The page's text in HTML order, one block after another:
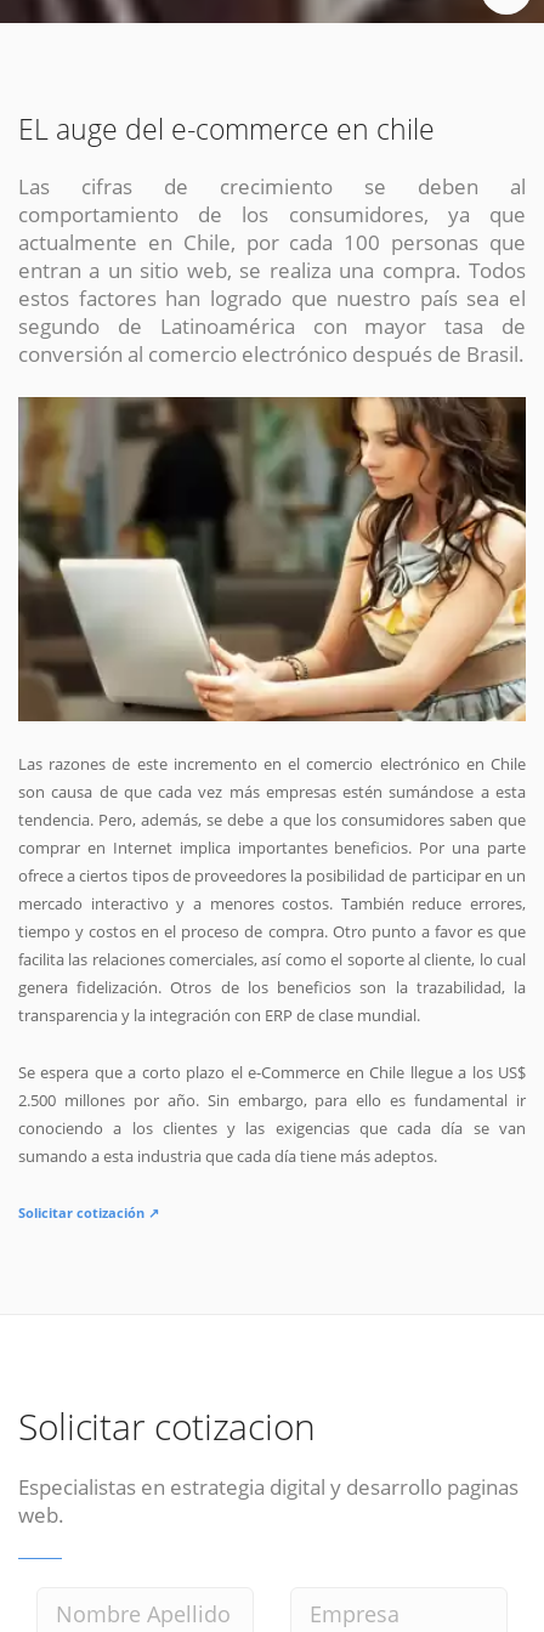
EL auge del e-commerce en chile
Las cifras de crecimiento se deben al
comportamiento de los consumidores, ya que
actualmente en Chile, por cada 100 personas que
entran a un sitio web, se realiza una compra. Todos
estos factores han logrado que nuestro país sea el
segundo de Latinoamérica con mayor tasa de
conversión al comercio electrónico después de Brasil.
Las razones de este incremento en el comercio electrónico en Chile
son causa de que cada vez más empresas estén sumándose a esta
tendencia. Pero, además, se debe a que los consumidores saben que
comprar en Internet implica importantes beneficios. Por una parte
ofrece a ciertos tipos de proveedores la posibilidad de participar en un
mercado interactivo y a menores costos. También reduce errores,
tiempo y costos en el proceso de compra. Otro punto a favor es que
facilita las relaciones comerciales, así como el soporte al cliente, lo cual
genera fidelización. Otros de los beneficios son la trazabilidad, la
transparencia y la integración con ERP de clase mundial.
Se espera que a corto plazo el e-Commerce en Chile llegue a los US$
2.500 millones por año. Sin embargo, para ello es fundamental ir
conociendo a los clientes y las exigencias que cada día se van
sumando a esta industria que cada día tiene más adeptos.
Solicitar cotización ↗
Solicitar cotizacion
Especialistas en estrategia digital y desarrollo paginas
web.